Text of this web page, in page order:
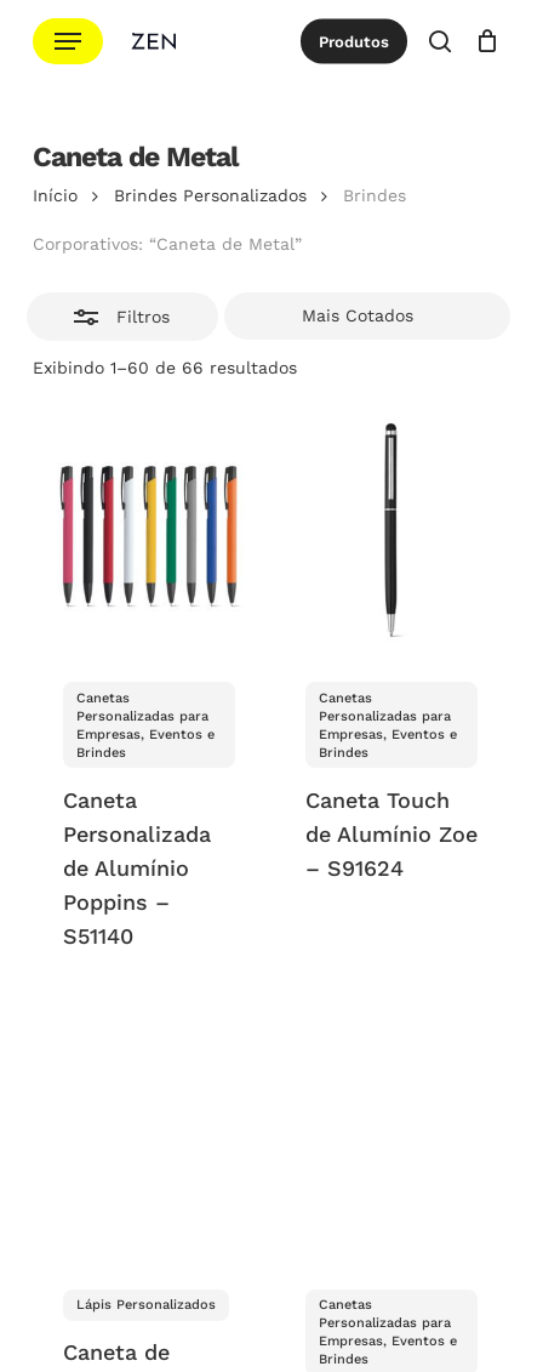
para
principal
Menu Produtos
procurar
Cotação Close
Caneta de Metal
Início Brindes Personalizados Brindes
Corporativos: “Caneta de Metal”
Filtros
Exibindo 1–60 de 66 resultadosClassificado
Canetas
Personalizadas para
Empresas, Eventos e
Brindes
Caneta
Personalizada
de Alumínio
Poppins –
S51140
Canetas
Personalizadas para
Empresas, Eventos e
Brindes
Caneta Touch
de Alumínio Zoe
– S91624
Lápis Personalizados
Caneta de
Canetas
Personalizadas para
Empresas, Eventos e
Brindes